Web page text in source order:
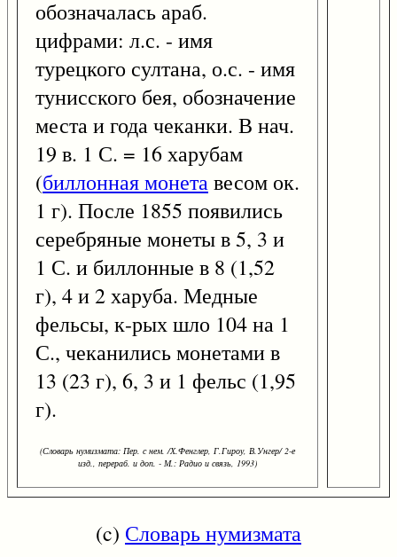
обозначалась араб.
цифрами: л.с. - имя
турецкого султана, о.с. - имя
тунисского бея, обозначение
места и года чеканки. В нач.
19 в. 1 С. = 16 харубам
(биллонная монетавесом ок.
1 г). После 1855 появились
серебряные монеты в 5, 3 и
1 С. и биллонные в 8 (1,52
г), 4 и 2 харуба. Медные
фельсы, к-рых шло 104 на 1
С., чеканились монетами в
13 (23 г), 6, 3 и 1 фельс (1,95
г).
(Словарь нумизмата: Пер. с нем. /Х.Фенглер, Г.Гироу, В.Унгер/ 2-е
изд., перераб. и доп. - М.: Радио и связь, 1993)
(c) Словарь нумизмата